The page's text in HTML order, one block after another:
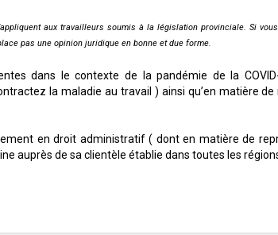
aux travailleurs soumis à la législation provinciale. Si
pas une opinion juridique en bonne et due forme.
dans le contexte de la pandémie de la
la maladie au travail ) ainsi qu’en matière
en droit administratif ( dont en matière de
auprès de sa clientèle établie dans toutes les